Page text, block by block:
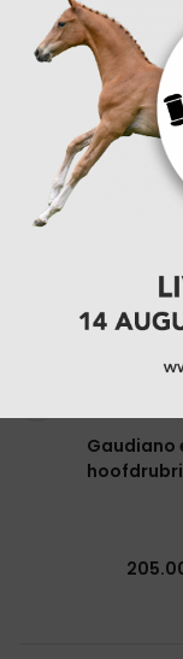
Eerder won
. Bisharat en
voor op Lielle
de Helle
de top drie met
Solheide
Alle uitslagen
Gaudiano